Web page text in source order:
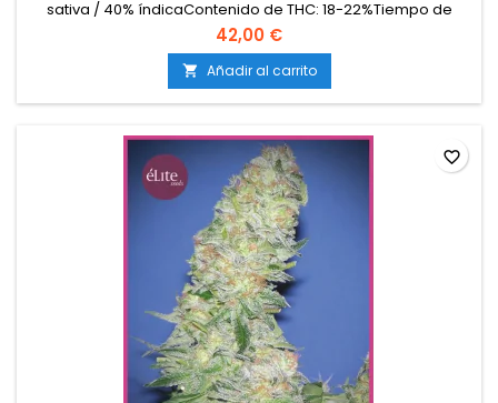
sativa / 40% índicaContenido de THC: 18-22%Tiempo de
floración: 9-10 semanas en interiorProducción en
interior: 500-650 g/m²Producción en exterior: 800-1200
g/planta (lista a mediados-finales de octubre)Altura: 120-160
cm en interior; hasta 250-300 cm en exteriorAromas y...
42,00 €
 Añadir al carrito
favorite_border